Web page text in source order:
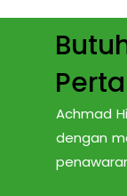
Achmad
dengan